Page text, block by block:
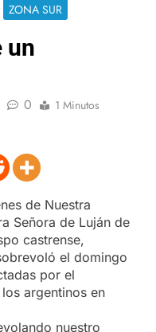
ZONA SUR
un
0 1 Minutos
de Nuestra
Señora de Luján de
castrense,
el domingo
por el
argentinos en
nuestro